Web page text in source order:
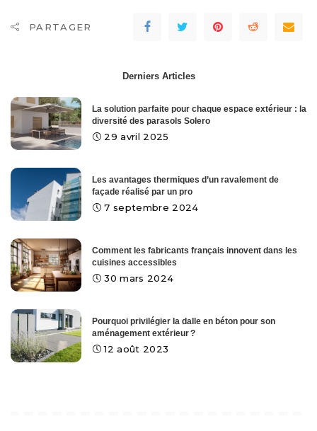
PARTAGER
Derniers Articles
La solution parfaite pour chaque espace extérieur : la
diversité des parasols Solero
29 avril 2025
Les avantages thermiques d’un ravalement de
façade réalisé par un pro
7 septembre 2024
Comment les fabricants français innovent dans les
cuisines accessibles
30 mars 2024
Pourquoi privilégier la dalle en béton pour son
aménagement extérieur ?
12 août 2023